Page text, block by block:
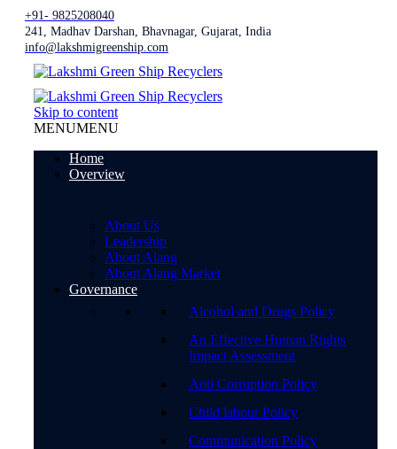
+91- 9825208040
241, Madhav Darshan, Bhavnagar, Gujarat, India
info@lakshmigreenship.com
Skip to content
MENUMENU
Home
Overview
About Us
Leadership
About Alang
About Alang Market
Governance
Alcohol and Drugs Policy
An Effective Human Rights
Impact Assessment
Anti Corruption Policy
Child labour Policy
Communication Policy